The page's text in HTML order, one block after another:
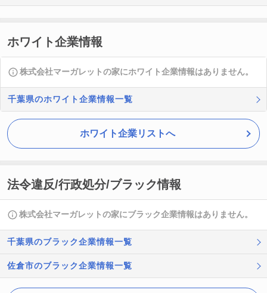
ホワイト企業情報
株式会社マーガレットの家にホワイト企業情報はありません。
千葉県のホワイト企業情報一覧
ホワイト企業リストへ
法令違反/行政処分/ブラック情報
株式会社マーガレットの家にブラック企業情報はありません。
千葉県のブラック企業情報一覧
佐倉市のブラック企業情報一覧